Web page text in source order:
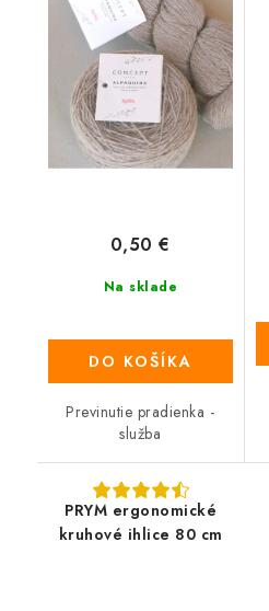
Na sklade
0,50 €
DO KOŠÍKA
Previnutie pradienka -
služba
PRYM ergonomické
kruhové ihlice 80 cm